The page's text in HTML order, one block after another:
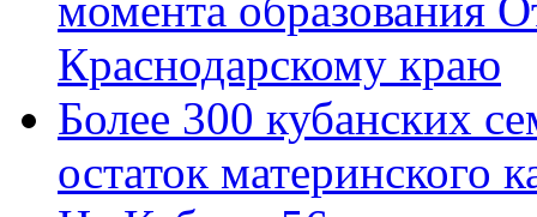
Краснодарскому краю
Более 300 кубанских
остаток материнского